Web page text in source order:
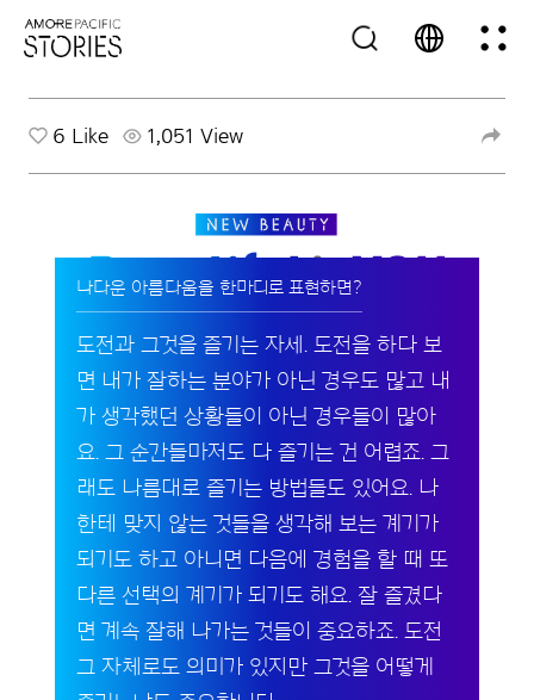
6 Like 1,051 View
나다운 아름다움을 한마디로 표현하면?
도전과 그것을 즐기는 자세. 도전을 하다 보
면 내가 잘하는 분야가 아닌 경우도 많고 내
가 생각했던 상황들이 아닌 경우들이 많아
요. 그 순간들마저도 다 즐기는 건 어렵죠. 그
래도 나름대로 즐기는 방법들도 있어요. 나
한테 맞지 않는 것들을 생각해 보는 계기가
되기도 하고 아니면 다음에 경험을 할 때 또
다른 선택의 계기가 되기도 해요. 잘 즐겼다
면 계속 잘해 나가는 것들이 중요하죠. 도전
그 자체로도 의미가 있지만 그것을 어떻게